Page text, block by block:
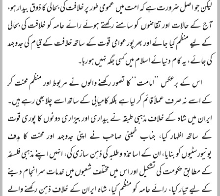
لیکن جو اصل ضرورت ہے کہ امت میں عمومی طور پر خلافت کی بحالی کا ذوق بیدار ہو،
آج کے حالات اور تقاضوں کو سامنے رکھتے ہوئے رائے عامہ کو خلافت کی بحالی
کے لیے منظم کیا جائے اور بھرپور عوامی قوت کے ساتھ خلافت کے قیام کی جدوجہد
کی جائے، یہ کام دنیائے اسلام میں کسی جگہ نہیں ہو رہا۔
اس کے برعکس ’’امامت‘‘ کا تصور رکھنے والوں نے مربوط اور منظم محنت کر
کے اسے نہ صرف عملاً قائم کر لیا ہے بلکہ کامیابی کے ساتھ اسے چلا بھی رہے ہیں۔
ایران میں شاہ کے خلاف مذہبی طبقہ نے بیداری اور بیزاری دونوں کا پوری قوت
کے ساتھ اظہار کیا، جناب خمینی صاحب نے اپنی جدوجہد اور محنت کا ہدف
یونیورسٹیوں کو بنایا، ان کے اساتذہ و طلبہ کی ذہن سازی کی، انہیں اپنے مذہبی فلسفہ
کے مطابق حکومت کی تشکیل اور اس میں مختلف شعبوں میں خدمات سرانجام دینے
کے لیے تیار کیا، رائے عامہ کو منظم کیا، شاہ ایران کے خلاف ذہن رکھنے والے